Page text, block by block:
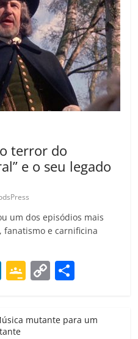
terror do
e o seu legado
um dos episódios mais
fanatismo e carnificina
Li
k
e
G
gl
C
y p
mutante para um